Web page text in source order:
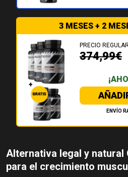
3 MESES + 2
PRECIO
374,99€
ENVÍO
Alternativa legal y natural
para el crecimiento